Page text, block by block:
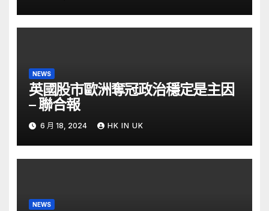
NEWS
英國股市歐洲奪冠政治穩定是主因
– 聯合報
6 月 18, 2024 HK IN UK
NEWS